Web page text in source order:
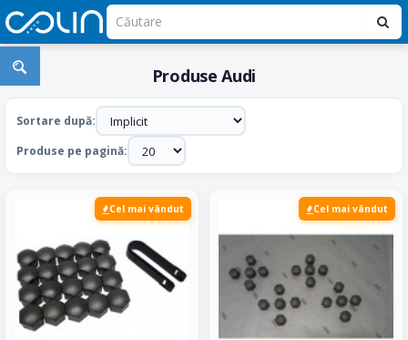
Produse Audi
Sortare după:
Produse pe pagină:
Cel mai vândut Cel mai vândut